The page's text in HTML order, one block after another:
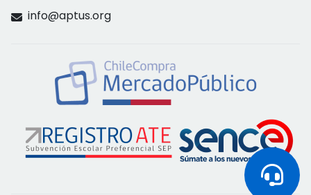
info@aptus.org